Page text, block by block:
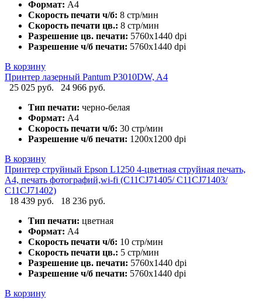
Формат: А4
Скорость печати ч/б: 8 стр/мин
Скорость печати цв.: 8 стр/мин
Разрешение цв. печати: 5760x1440 dpi
Разрешение ч/б печати: 5760x1440 dpi
В корзину
Принтер лазерный Pantum P3010DW, A4
25 025 руб.
24 966 руб.
Тип печати: черно-белая
Формат: А4
Скорость печати ч/б: 30 стр/мин
Разрешение ч/б печати: 1200x1200 dpi
В корзину
Принтер струйный Epson L1250 4-цветная струйная печать,
A4, печать фотографий,wi-fi (C11CJ71405/ C11CJ71403/
C11CJ71402)
18 439 руб.
18 236 руб.
Тип печати: цветная
Формат: А4
Скорость печати ч/б: 10 стр/мин
Скорость печати цв.: 5 стр/мин
Разрешение цв. печати: 5760x1440 dpi
Разрешение ч/б печати: 5760x1440 dpi
В корзину